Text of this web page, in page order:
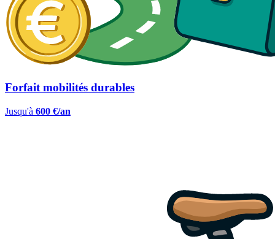
Forfait mobilités durables
Jusqu'à 600 €/an